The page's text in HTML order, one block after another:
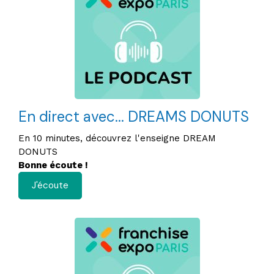
En direct avec... DREAMS DONUTS
En 10 minutes, découvrez l'enseigne DREAM
DONUTS
Bonne écoute !
J'écoute